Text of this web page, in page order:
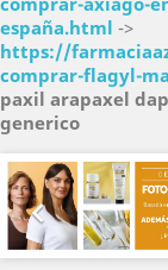
españa.html ->
https://
comprar-flagyl-
paxil arapaxel
generico

Anterior